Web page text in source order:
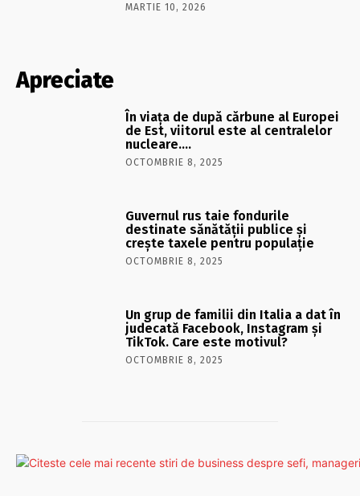
MARTIE 10, 2026
Apreciate
În viaţa de după cărbune al Europei
de Est, viitorul este al centralelor
nucleare….
OCTOMBRIE 8, 2025
Guvernul rus taie fondurile
destinate sănătății publice și
crește taxele pentru populație
OCTOMBRIE 8, 2025
Un grup de familii din Italia a dat în
judecată Facebook, Instagram și
TikTok. Care este motivul?
OCTOMBRIE 8, 2025